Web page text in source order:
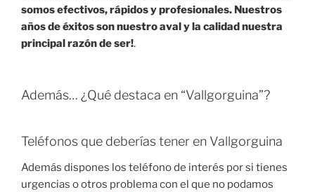
somos efectivos, rápidos y profesionales. Nuestros
años de éxitos son nuestro aval y la calidad nuestra
principal razón de ser!.
Además… ¿Qué destaca en “Vallgorguina”?
Teléfonos que deberías tener en Vallgorguina
Además dispones los teléfono de interés por si tienes
urgencias o otros problema con el que no podamos